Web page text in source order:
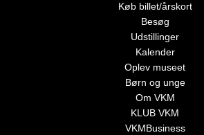
Køb billet/årskort
Besøg
Udstillinger
Kalender
Oplev museet
Børn og unge
Om VKM
KLUB VKM
VKMBusiness